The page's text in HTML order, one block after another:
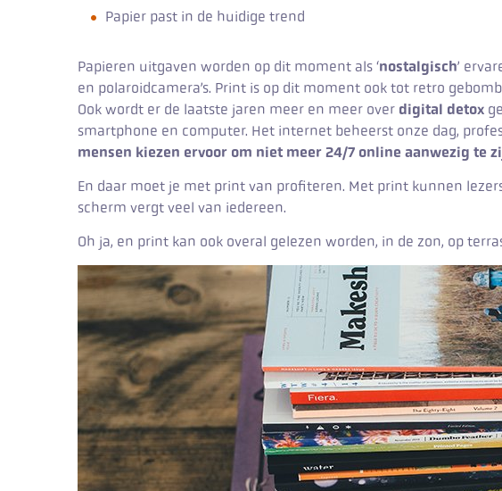
Papier past in de huidige trend
Papieren uitgaven worden op dit moment als ‘nostalgisch’
en polaroidcamera’s. Print is op dit moment ook tot retro
Ook wordt er de laatste jaren meer en meer over digital detox
smartphone en computer. Het internet beheerst onze dag,
mensen kiezen ervoor om niet meer 24/7 online aanwezig te
En daar moet je met print van profiteren. Met print kunnen
scherm vergt veel van iedereen.
Oh ja, en print kan ook overal gelezen worden, in de zon, op